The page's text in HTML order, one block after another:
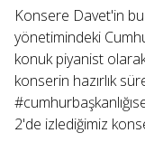
Konsere Davet'in
yönetimindeki
konuk piyanist
konserin hazırlık
2'de izlediğimiz